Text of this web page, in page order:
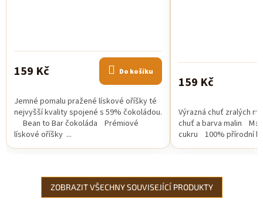
159 Kč Do košíku
Jemné pomalu pražené lískové oříšky té
nejvyšší kvality spojené s 59% čokoládou.
Bean to Bar čokoláda Prémiové
lískové oříšky ...
159 Kč
Výrazná chuť zralých
chuť a barva malin
cukru 100% přírodní
ZOBRAZIT VŠECHNY SOUVISEJÍCÍ PRODUKTY